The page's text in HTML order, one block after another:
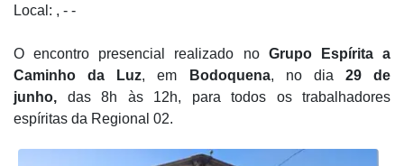
Local: , - -
O encontro presencial realizado no Grupo Espírita a
Caminho da Luz, em Bodoquena, no dia 29 de
junho, das 8h às 12h, para todos os trabalhadores
espíritas da Regional 02.